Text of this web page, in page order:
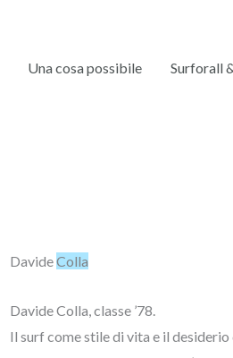
Una cosa possibile Surforall
DavideColla
Davide Colla, classe ’78.
Il surf come stile di vita e il